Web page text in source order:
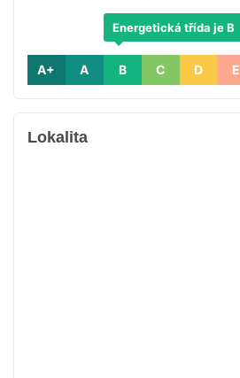
A+ A B
Energetická třída je B
C D E
Lokalita